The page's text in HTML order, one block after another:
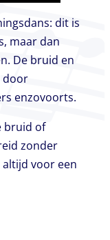
dit is
maar dan
De bruid en
door
enzovoorts.
bruid of
zonder
voor een